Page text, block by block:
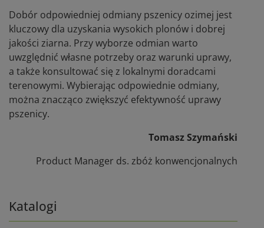
Katalogi
Dobór odpowiedniej odmiany pszenicy ozimej jest
kluczowy dla uzyskania wysokich plonów i dobrej
jakości ziarna. Przy wyborze odmian warto
uwzględnić własne potrzeby oraz warunki uprawy,
a także konsultować się z lokalnymi doradcami
terenowymi. Wybierając odpowiednie odmiany,
można znacząco zwiększyć efektywność uprawy
pszenicy.
Tomasz Szymański
Product Manager ds. zbóż konwencjonalnych